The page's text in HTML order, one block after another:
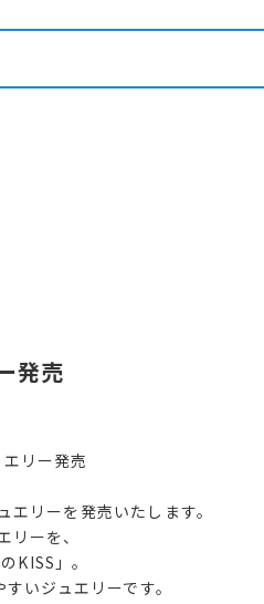
発売
リー発売
リーを発売いたします。
ーを、
KISS」。
いジュエリーです。